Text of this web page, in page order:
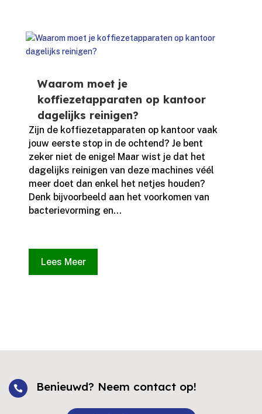
Waarom moet je
koffiezetapparaten op kantoor
dagelijks reinigen?
Zijn de koffiezetapparaten op kantoor vaak
jouw eerste stop in de ochtend? Je bent
zeker niet de enige! Maar wist je dat het
dagelijks reinigen van deze machines véél
meer doet dan enkel het netjes houden?
Denk bijvoorbeeld aan het voorkomen van
bacterievorming en...
Lees Meer
 Benieuwd? Neem contact op!